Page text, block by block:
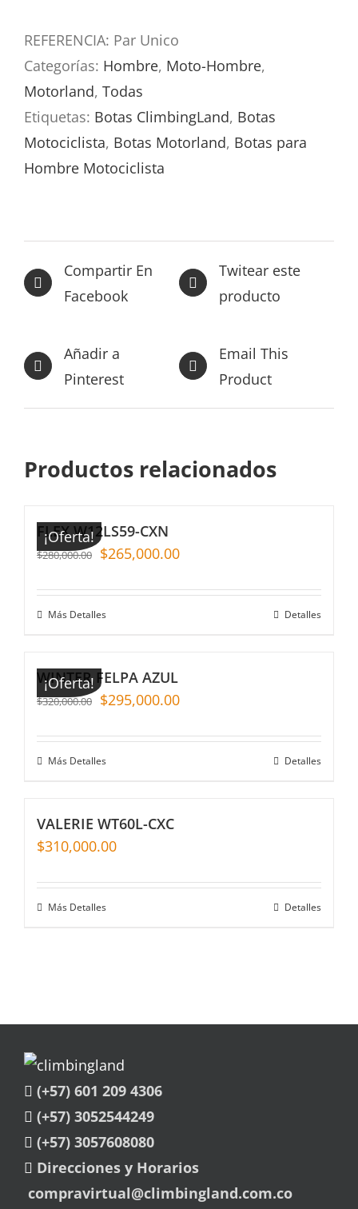
HOMBRE
cantidad
REFERENCIA: Par Unico
Categorías: Hombre, Moto-Hombre,
Motorland, Todas
Etiquetas: Botas ClimbingLand, Botas
Motociclista, Botas Motorland, Botas para
Hombre Motociclista
Compartir En
Facebook
Twitear este
producto
Añadir a
Pinterest
Email This
Product
Productos relacionados
¡Oferta!
FLEX W12LS59-CXN
$280,000.00 $265,000.00
Más Detalles Detalles
¡Oferta!
WINTER FELPA AZUL
$320,000.00 $295,000.00
Más Detalles Detalles
VALERIE WT60L-CXC
$310,000.00
Más Detalles Detalles
(+57) 601 209 4306
(+57) 3052544249
(+57) 3057608080
Direcciones y Horarios
compravirtual@climbingland.com.co